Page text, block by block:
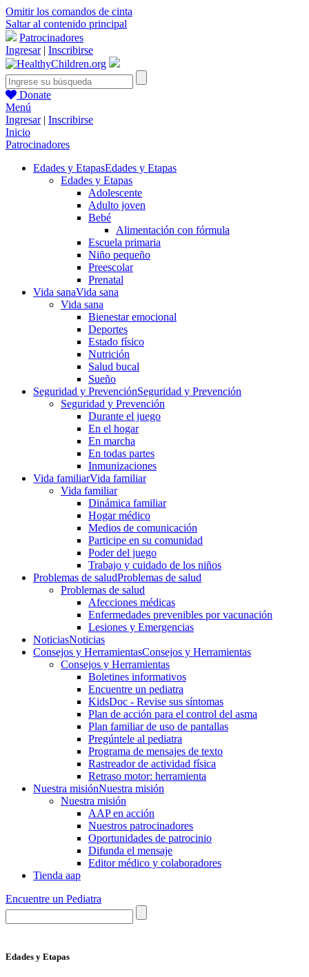
Omitir los comandos de cinta
Saltar al contenido principal
Patrocinadores
Ingresar| Inscribirse
Donate
Menú
Ingresar| Inscribirse
Inicio
Patrocinadores
Edades y EtapasEdades y Etapas
Edades y Etapas
Adolescente
Adulto joven
Bebé
Alimentación con fórmula
Escuela primaria
Niño pequeño
Preescolar
Prenatal
Vida sanaVida sana
Vida sana
Bienestar emocional
Deportes
Estado físico
Nutrición
Salud bucal
Sueño
Seguridad y PrevenciónSeguridad y Prevención
Seguridad y Prevención
Durante el juego
En el hogar
En marcha
En todas partes
Inmunizaciones
Vida familiarVida familiar
Vida familiar
Dinámica familiar
Hogar médico
Medios de comunicación
Participe en su comunidad
Poder del juego
Trabajo y cuidado de los niños
Problemas de saludProblemas de salud
Problemas de salud
Afecciones médicas
Enfermedades prevenibles por vacunación
Lesiones y Emergencias
NoticiasNoticias
Consejos y HerramientasConsejos y Herramientas
Consejos y Herramientas
Boletines informativos
Encuentre un pediatra
KidsDoc - Revise sus síntomas
Plan de acción para el control del asma
Plan familiar de uso de pantallas
Pregúntele al pediatra
Programa de mensajes de texto
Rastre​​ador de activida​d física
Retraso motor: herramienta
Nuestra misiónNuestra misión
Nuestra misión
AAP en acción
Nuestros patrocinadores
Oportunidades de patrocinio
Difunda el mensaje
Editor médico y colaboradores
Tienda aap
Encuentre un Pediatra
Edades y Etapas